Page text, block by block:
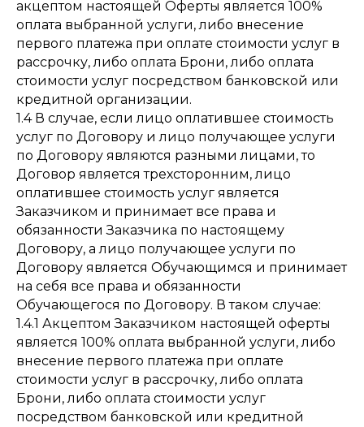
акцептом настоящей Оферты является 100%
оплата выбранной услуги, либо внесение
первого платежа при оплате стоимости услуг в
рассрочку, либо оплата Брони, либо оплата
стоимости услуг посредством банковской или
кредитной организации.
1.4 В случае, если лицо оплатившее стоимость
услуг по Договору и лицо получающее услуги
по Договору являются разными лицами, то
Договор является трехсторонним, лицо
оплатившее стоимость услуг является
Заказчиком и принимает все права и
обязанности Заказчика по настоящему
Договору, а лицо получающее услуги по
Договору является Обучающимся и принимает
на себя все права и обязанности
Обучающегося по Договору. В таком случае:
1.4.1 Акцептом Заказчиком настоящей оферты
является 100% оплата выбранной услуги, либо
внесение первого платежа при оплате
стоимости услуг в рассрочку, либо оплата
Брони, либо оплата стоимости услуг
посредством банковской или кредитной